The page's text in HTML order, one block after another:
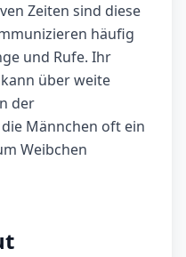
Zeiten sind diese
häufig
und Rufe. Ihr
über weite
der
Männchen oft ein
Weibchen